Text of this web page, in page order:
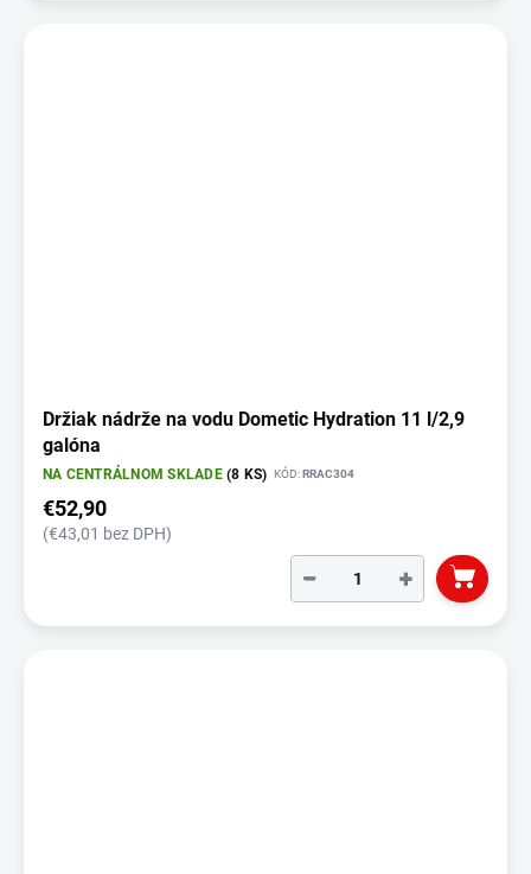
Držiak nádrže na vodu Dometic Hydration 11 l/2,9
galóna
NA CENTRÁLNOM SKLADE(8 KS) KÓD:RRAC304
€52,90
(€43,01 bez DPH)
+
−